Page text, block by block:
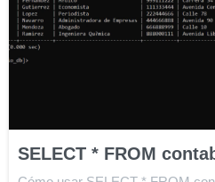
SELECT * FROM